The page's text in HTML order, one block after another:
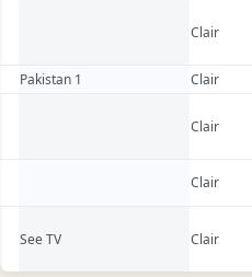
Clair
Pakistan 1 Clair
Clair
Clair
See TV Clair